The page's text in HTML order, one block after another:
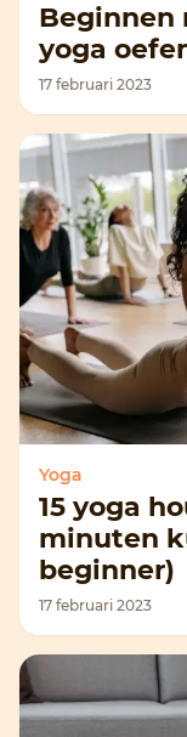
Beginnen
yoga
17 februari 2023
Yoga
15 yoga
minuten
beginner)
17 februari 2023